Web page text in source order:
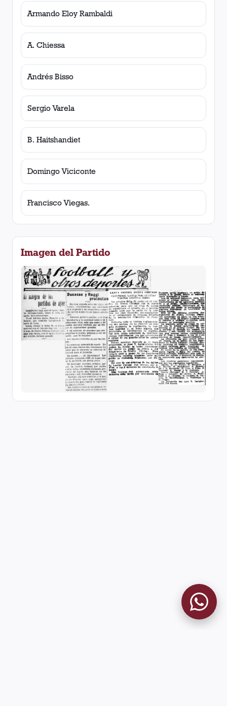
Armando Eloy Rambaldi
A. Chiessa
Andrés Bisso
Sergio Varela
B. Haitshandiet
Domingo Viciconte
Francisco Viegas.
Imagen del Partido